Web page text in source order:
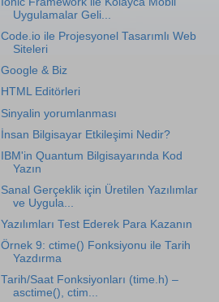
Uygulamalar Geli...
Code.io ile Projesyonel Tasarımlı Web
Siteleri
Google & Biz
HTML Editörleri
Sinyalin yorumlanması
İnsan Bilgisayar Etkileşimi Nedir?
IBM'in Quantum Bilgisayarında Kod
Yazın
Sanal Gerçeklik için Üretilen Yazılımlar
ve Uygula...
Yazılımları Test Ederek Para Kazanın
Örnek 9: ctime() Fonksiyonu ile Tarih
Yazdırma
Tarih/Saat Fonksiyonları (time.h) –
asctime(), ctim...